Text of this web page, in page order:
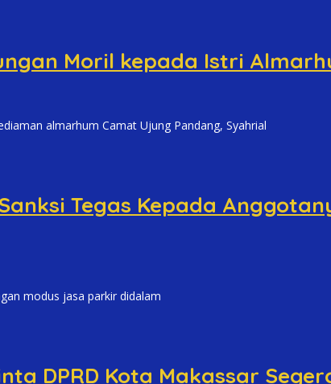
Moril kepada Istri
almarhum Camat Ujung Pandang, Syahrial
Tegas Kepada
modus jasa parkir didalam
DPRD Kota Makassar